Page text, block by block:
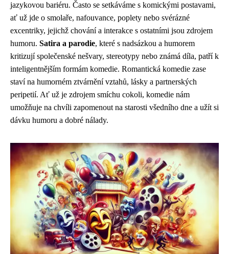
jazykovou bariéru. Často se setkáváme s komickými postavami,
ať už jde o smolaře, nafouvance, poplety nebo svérázné
excentriky, jejichž chování a interakce s ostatními jsou zdrojem
humoru. Satira a parodie, které s nadsázkou a humorem
kritizují společenské nešvary, stereotypy nebo známá díla, patří k
inteligentnějším formám komedie. Romantická komedie zase
staví na humorném ztvárnění vztahů, lásky a partnerských
peripetií. Ať už je zdrojem smíchu cokoli, komedie nám
umožňuje na chvíli zapomenout na starosti všedního dne a užít si
dávku humoru a dobré nálady.